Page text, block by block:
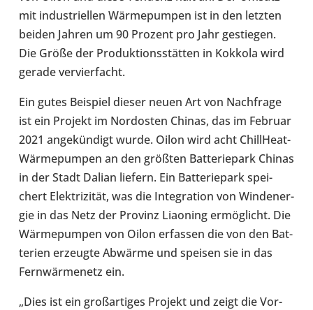
mit indus­tri­el­len Wär­me­pum­pen ist in den letzten
beiden Jahren um 90 Prozent pro Jahr gestie­gen.
Die Größe der Pro­duk­ti­ons­stät­ten in Kokkola wird
gerade ver­vier­facht.
Ein gutes Bei­spiel dieser neuen Art von Nach­frage
ist ein Projekt im Nord­os­ten Chinas, das im Februar
2021 ange­kün­digt wurde. Oilon wird acht ChillHeat-​
Wärmepumpen an den größten Bat­te­rie­park Chinas
in der Stadt Dalian liefern. Ein Bat­te­rie­park spei­
chert Elek­tri­zi­tät, was die Inte­gra­tion von Wind­ener­
gie in das Netz der Provinz Liao­ning ermög­licht. Die
Wär­me­pum­pen von Oilon erfas­sen die von den Bat­
te­rien erzeugte Abwärme und speisen sie in das
Fern­wär­me­netz ein.
„Dies ist ein groß­ar­ti­ges Projekt und zeigt die Vor­